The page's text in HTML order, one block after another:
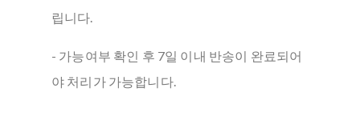
립니다.
- 가능여부 확인 후 7일 이내 반송이 완료되어
야 처리가 가능합니다.